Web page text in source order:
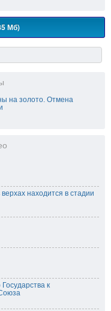
Мб)
на золото. Отмена
находится в стадии
к